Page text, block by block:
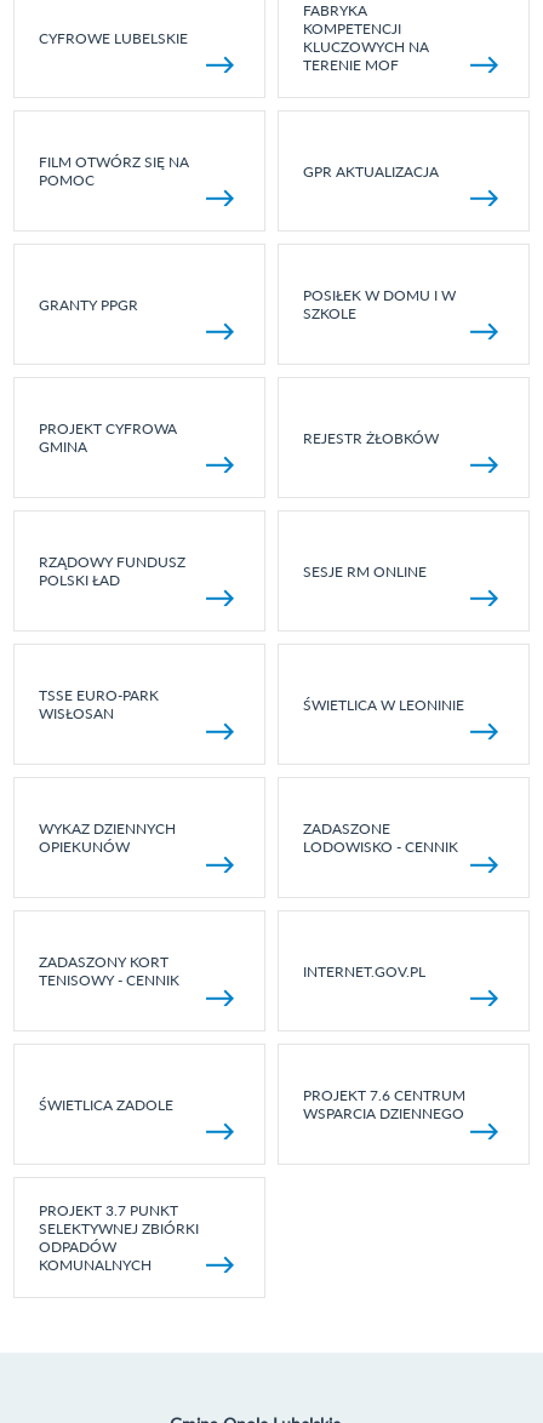
CYFROWE LUBELSKIE
FABRYKA
KOMPETENCJI
KLUCZOWYCH NA
TERENIE MOF
FILM OTWÓRZ SIĘ NA
POMOC
GPR AKTUALIZACJA
GRANTY PPGR
POSIŁEK W DOMU I W
SZKOLE
PROJEKT CYFROWA
GMINA
REJESTR ŻŁOBKÓW
RZĄDOWY FUNDUSZ
POLSKI ŁAD
SESJE RM ONLINE
TSSE EURO-PARK
WISŁOSAN
ŚWIETLICA W LEONINIE
WYKAZ DZIENNYCH
OPIEKUNÓW
ZADASZONE
LODOWISKO - CENNIK
ZADASZONY KORT
TENISOWY - CENNIK
INTERNET.GOV.PL
ŚWIETLICA ZADOLE
PROJEKT 7.6 CENTRUM
WSPARCIA DZIENNEGO
PROJEKT 3.7 PUNKT
SELEKTYWNEJ ZBIÓRKI
ODPADÓW
KOMUNALNYCH